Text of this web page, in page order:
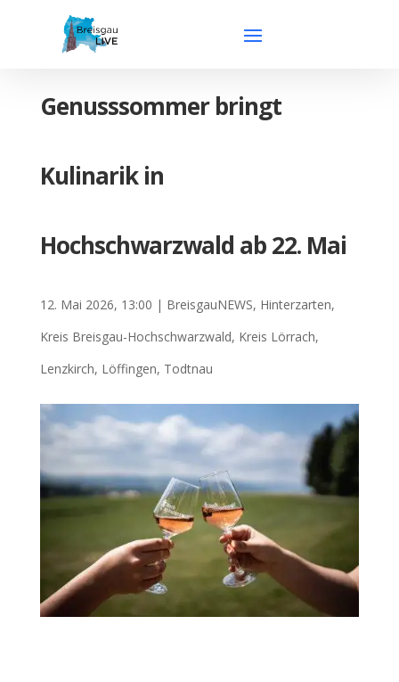
Genusssommer bringt
Kulinarik in
Hochschwarzwald ab 22. Mai
12. Mai 2026, 13:00 | BreisgauNEWS, Hinterzarten,
Kreis Breisgau-Hochschwarzwald, Kreis Lörrach,
Lenzkirch, Löffingen, Todtnau